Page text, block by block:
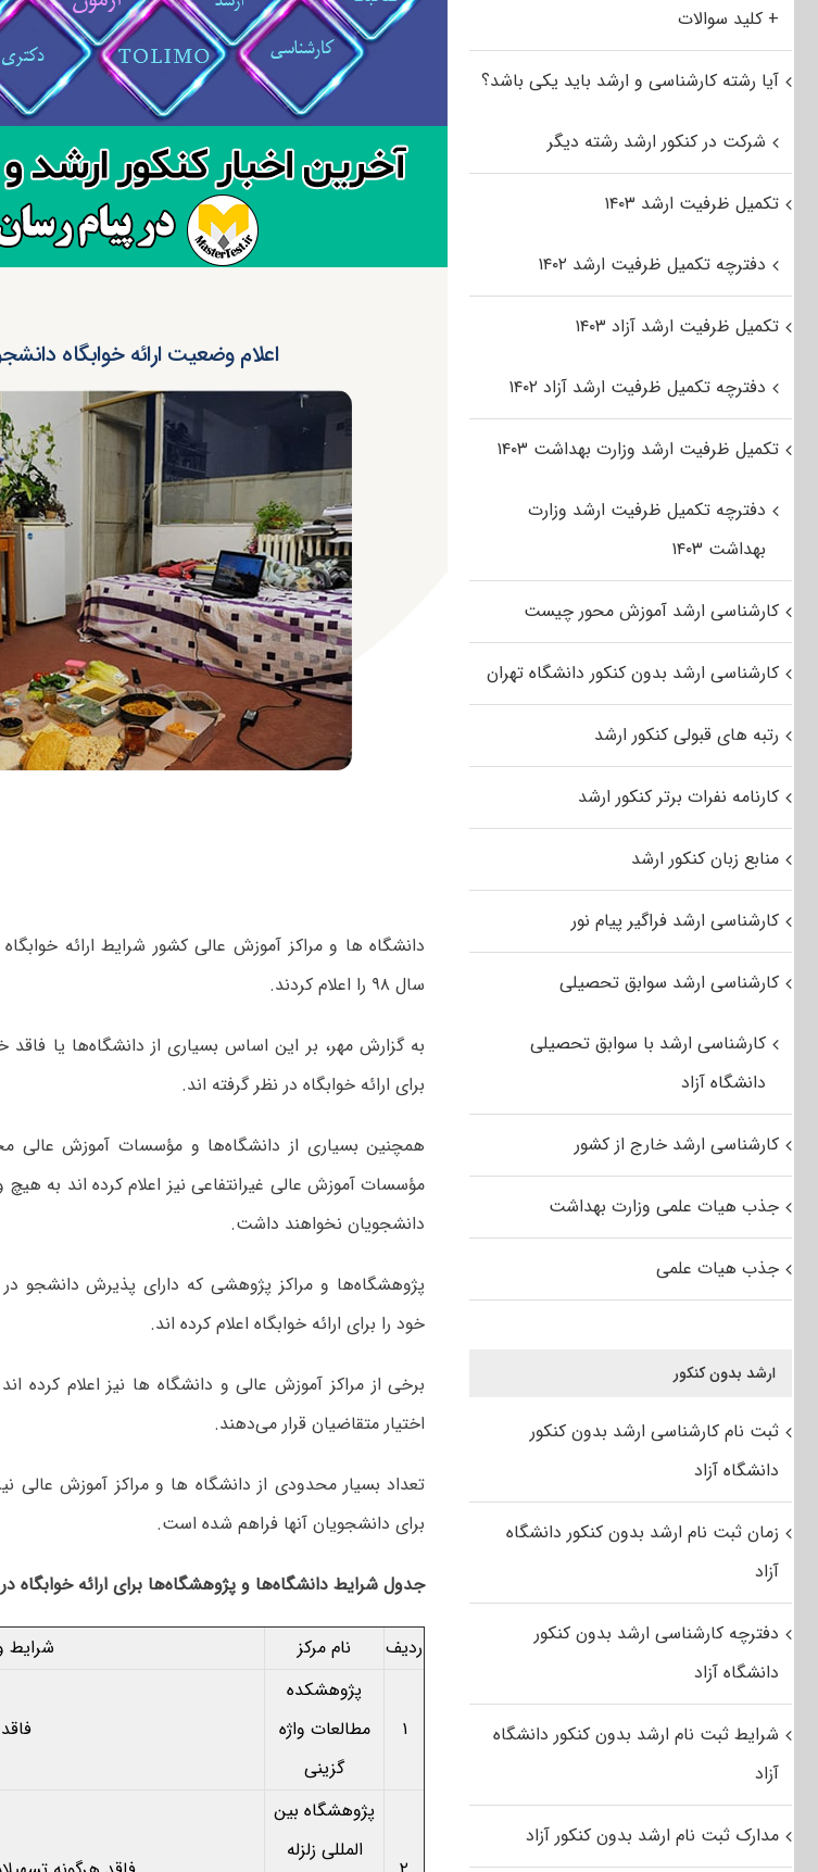
اعلام وضعیت ارائه خوابگاه
دانشگاه ها و مراکز آموزش عالی کشور شرایط ارائه
سال ۹۸ را اعلام کردند.
به گزارش مهر، بر این اساس بسیاری از دانشگاه‌ها یا
برای ارائه خوابگاه در نظر گرفته اند.
همچنین بسیاری از دانشگاه‌ها و مؤسسات آموزش عالی
مؤسسات آموزش عالی غیرانتفاعی نیز اعلام کرده اند به
دانشجویان نخواهند داشت.
پژوهشگاه‌ها و مراکز پژوهشی که دارای پذیرش دانشجو
خود را برای ارائه خوابگاه اعلام کرده اند.
برخی از مراکز آموزش عالی و دانشگاه ها نیز اعلام کرده
اختیار متقاضیان قرار می‌دهند.
تعداد بسیار محدودی از دانشگاه ها و مراکز آموزش عالی
برای دانشجویان آنها فراهم شده است.
جدول شرایط دانشگاه‌ها و پژوهشگاه‌ها برای ارائه خوابگاه
ردیف نام مرکز شرایط
۱
پژوهشکده
مطالعات واژه
گزینی
پژوهشگاه بین
المللی زلزله
+ کلید سوالات
آیا رشته کارشناسی و ارشد باید یکی باشد؟
شرکت در کنکور ارشد رشته دیگر
تکمیل ظرفیت ارشد ۱۴۰۳
دفترچه تکمیل ظرفیت ارشد ۱۴۰۲
تکمیل ظرفیت ارشد آزاد ۱۴۰۳
دفترچه تکمیل ظرفیت ارشد آزاد ۱۴۰۲
تکمیل ظرفیت ارشد وزارت بهداشت ۱۴۰۳
دفترچه تکمیل ظرفیت ارشد وزارت
بهداشت ۱۴۰۳
کارشناسی ارشد آموزش محور چیست
کارشناسی ارشد بدون کنکور دانشگاه تهران
رتبه های قبولی کنکور ارشد
کارنامه نفرات برتر کنکور ارشد
منابع زبان کنکور ارشد
کارشناسی ارشد فراگیر پیام نور
کارشناسی ارشد سوابق تحصیلی
کارشناسی ارشد با سوابق تحصیلی
دانشگاه آزاد
کارشناسی ارشد خارج از کشور
جذب هیات علمی وزارت بهداشت
جذب هیات علمی
ارشد بدون کنکور
ثبت نام کارشناسی ارشد بدون کنکور
دانشگاه آزاد
زمان ثبت نام ارشد بدون کنکور دانشگاه
آزاد
دفترچه کارشناسی ارشد بدون کنکور
دانشگاه آزاد
شرایط ثبت نام ارشد بدون کنکور دانشگاه
آزاد
مدارک ثبت نام ارشد بدون کنکور آزاد